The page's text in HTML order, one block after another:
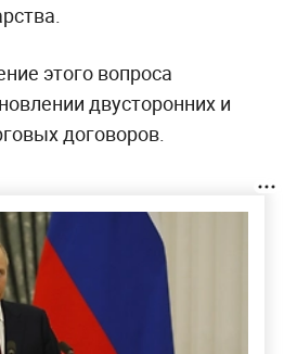
этого вопроса
двусторонних и
договоров.